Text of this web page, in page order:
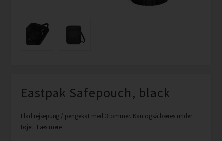
Eastpak Safepouch, black
Flad rejsepung / pengekat med 3 lommer. Kan også bæres under
tøjet. Læs mere